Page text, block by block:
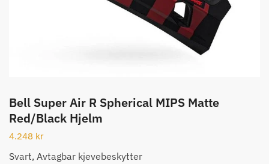
Bell Super Air R Spherical MIPS Matte
Red/Black Hjelm
4.248 kr
Svart, Avtagbar kjevebeskytter